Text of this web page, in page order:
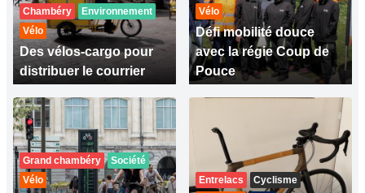
Chambéry
Environnement
Vélo
Des vélos-cargo pour
distribuer le courrier
Vélo
Défi mobilité douce
avec la régie Coup de
Pouce
Grand chambéry
Société
Vélo
Entrelacs
Cyclisme